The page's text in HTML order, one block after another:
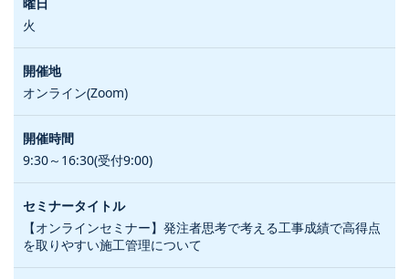
火
オンライン(Zoom)
9:30～16:30(受付9:00)
【オンラインセミナー】発注者思考で考える工事成績で高得点
を取りやすい施工管理について